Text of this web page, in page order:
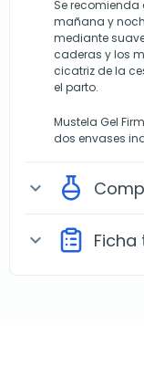
Se
mañana y
mediante
caderas y los
cicatriz de la
el parto.
Mustela Gel
dos envases
expand_more
expand_more Ficha